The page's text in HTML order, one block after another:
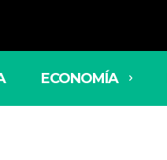
ECONOMÍA